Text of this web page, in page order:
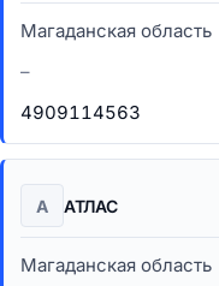
Магаданская область
–
4909114563
А АТЛАС
Магаданская область